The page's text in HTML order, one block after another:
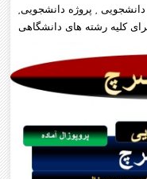
تماس با ما
متلب
برق
دانشجویی , پروژه دانشجویی,
کلیه رشته های دانشگاهی